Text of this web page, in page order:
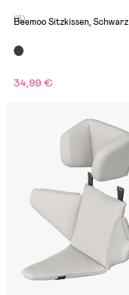
(6)
Beemoo Sitzkissen, Schwarz
34,99 €